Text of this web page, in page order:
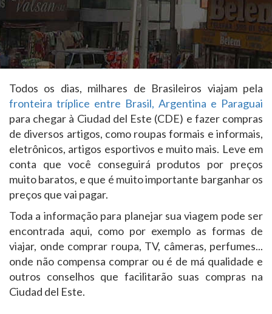
Todos os dias, milhares de Brasileiros viajam pela
fronteira tríplice entre Brasil, Argentina e Paraguai
para chegar à Ciudad del Este (CDE) e fazer compras
de diversos artigos, como roupas formais e informais,
eletrônicos, artigos esportivos e muito mais. Leve em
conta que você conseguirá produtos por preços
muito baratos, e que é muito importante barganhar os
preços que vai pagar.
Toda a informação para planejar sua viagem pode ser
encontrada aqui, como por exemplo as formas de
viajar, onde comprar roupa, TV, câmeras, perfumes...
onde não compensa comprar ou é de má qualidade e
outros conselhos que facilitarão suas compras na
Ciudad del Este.